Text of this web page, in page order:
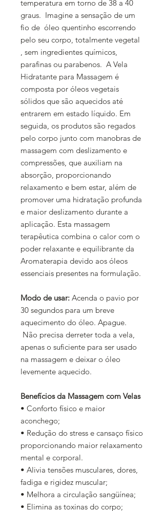
temperatura em torno de 38 a 40
graus. Imagine a sensação de um
fio de óleo quentinho escorrendo
pelo seu corpo, totalmente vegetal
, sem ingredientes químicos,
parafinas ou parabenos. A Vela
Hidratante para Massagem é
composta por óleos vegetais
sólidos que são aquecidos até
entrarem em estado líquido. Em
seguida, os produtos são regados
pelo corpo junto com manobras de
massagem com deslizamento e
compressões, que auxiliam na
absorção, proporcionando
relaxamento e bem estar, além de
promover uma hidratação profunda
e maior deslizamento durante a
aplicação. Esta massagem
terapêutica combina o calor com o
poder relaxante e equilibrante da
Aromaterapia devido aos óleos
essenciais presentes na formulação.
Modo de usar: Acenda o pavio por
30 segundos para um breve
aquecimento do óleo. Apague.
Não precisa derreter toda a vela,
apenas o suficiente para ser usado
na massagem e deixar o óleo
levemente aquecido.
Benefícios da Massagem com Velas
• Conforto físico e maior
aconchego;
• Redução do stress e cansaço físico
proporcionando maior relaxamento
mental e corporal.
• Alivia tensões musculares, dores,
fadiga e rigidez muscular;
• Melhora a circulação sangüínea;
• Elimina as toxinas do corpo;